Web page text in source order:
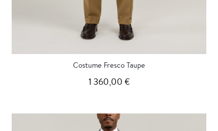
Costume Fresco Taupe
1 360,00 €